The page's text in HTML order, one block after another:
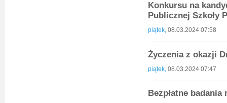
Konkursu na
Publicznej Szkoły
piątek, 08.03.2024 07:58
Życzenia z okazji
piątek, 08.03.2024 07:47
Bezpłatne